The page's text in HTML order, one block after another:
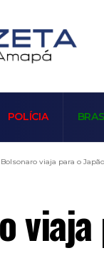
POLÍCIA
Bolsonaro viaja para o